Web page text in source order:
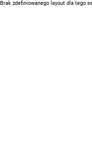
Brak zdefiniowanego layout dla tego